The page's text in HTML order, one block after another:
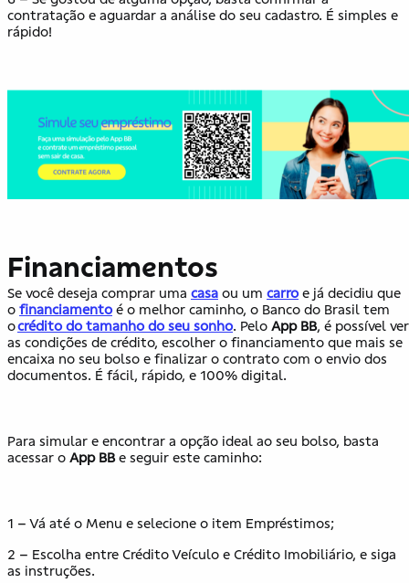
contratação e aguardar a análise do seu cadastro. É simples e
rápido!
Financiamentos
Se você deseja comprar uma casa ou um carroe já decidiu que
o financiamentoé o melhor caminho, o Banco do Brasil tem
ocrédito do tamanho do seu sonho. Pelo App BB, é possível ver
as condições de crédito, escolher o financiamento que mais se
encaixa no seu bolso e finalizar o contrato com o envio dos
documentos. É fácil, rápido, e 100% digital.
Para simular e encontrar a opção ideal ao seu bolso, basta
acessar o App BBe seguir este caminho:
1 – Vá até o Menu e selecione o item Empréstimos;
2 – Escolha entre Crédito Veículo e Crédito Imobiliário, e siga
as instruções.